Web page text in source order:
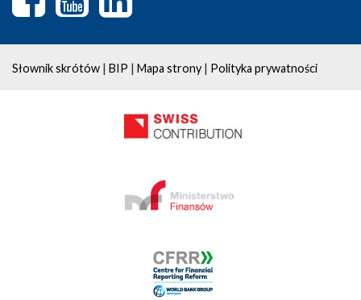
Słownik skrótów | BIP | Mapa strony | Polityka prywatności